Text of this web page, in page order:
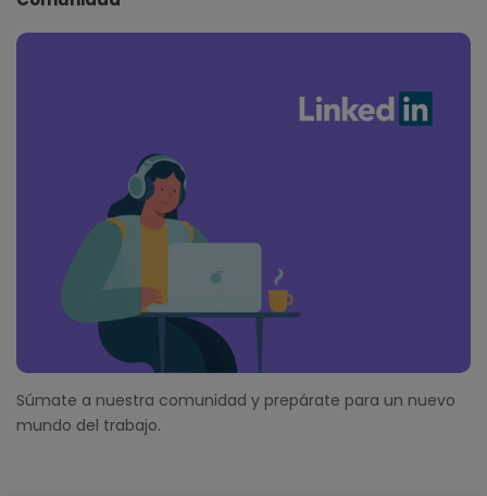
Súmate a nuestra comunidad y prepárate para un nuevo
mundo del trabajo.